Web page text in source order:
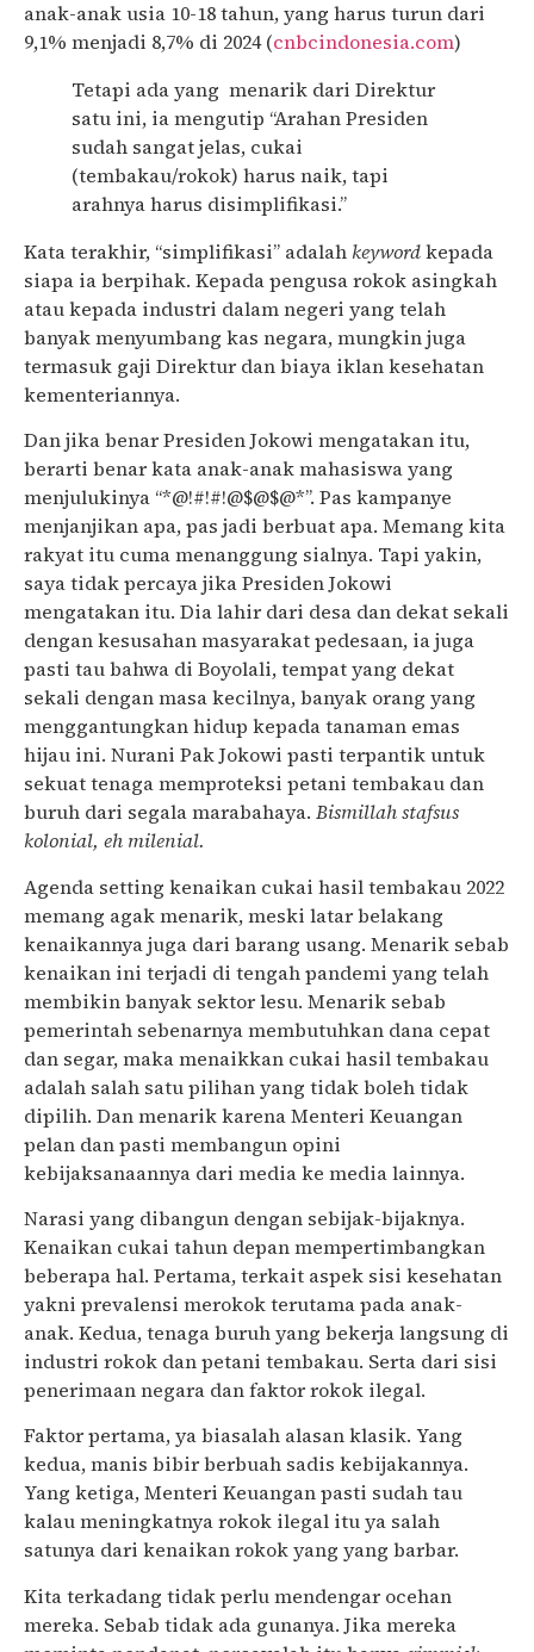
anak-anak usia 10-18 tahun, yang harus turun dari
9,1% menjadi 8,7% di 2024 (cnbcindonesia.com)
Tetapi ada yang menarik dari Direktur
satu ini, ia mengutip “Arahan Presiden
sudah sangat jelas, cukai
(tembakau/rokok) harus naik, tapi
arahnya harus disimplifikasi.”
Kata terakhir, “simplifikasi” adalah keywordkepada
siapa ia berpihak. Kepada pengusa rokok asingkah
atau kepada industri dalam negeri yang telah
banyak menyumbang kas negara, mungkin juga
termasuk gaji Direktur dan biaya iklan kesehatan
kementeriannya.
Dan jika benar Presiden Jokowi mengatakan itu,
berarti benar kata anak-anak mahasiswa yang
menjulukinya “*@!#!#!@$@$@*”. Pas kampanye
menjanjikan apa, pas jadi berbuat apa. Memang kita
rakyat itu cuma menanggung sialnya. Tapi yakin,
saya tidak percaya jika Presiden Jokowi
mengatakan itu. Dia lahir dari desa dan dekat sekali
dengan kesusahan masyarakat pedesaan, ia juga
pasti tau bahwa di Boyolali, tempat yang dekat
sekali dengan masa kecilnya, banyak orang yang
menggantungkan hidup kepada tanaman emas
hijau ini. Nurani Pak Jokowi pasti terpantik untuk
sekuat tenaga memproteksi petani tembakau dan
buruh dari segala marabahaya. Bismillah stafsus
kolonial, eh milenial.
Agenda setting kenaikan cukai hasil tembakau 2022
memang agak menarik, meski latar belakang
kenaikannya juga dari barang usang. Menarik sebab
kenaikan ini terjadi di tengah pandemi yang telah
membikin banyak sektor lesu. Menarik sebab
pemerintah sebenarnya membutuhkan dana cepat
dan segar, maka menaikkan cukai hasil tembakau
adalah salah satu pilihan yang tidak boleh tidak
dipilih. Dan menarik karena Menteri Keuangan
pelan dan pasti membangun opini
kebijaksanaannya dari media ke media lainnya.
Narasi yang dibangun dengan sebijak-bijaknya.
Kenaikan cukai tahun depan mempertimbangkan
beberapa hal. Pertama, terkait aspek sisi kesehatan
yakni prevalensi merokok terutama pada anak-
anak. Kedua, tenaga buruh yang bekerja langsung di
industri rokok dan petani tembakau. Serta dari sisi
penerimaan negara dan faktor rokok ilegal.
Faktor pertama, ya biasalah alasan klasik. Yang
kedua, manis bibir berbuah sadis kebijakannya.
Yang ketiga, Menteri Keuangan pasti sudah tau
kalau meningkatnya rokok ilegal itu ya salah
satunya dari kenaikan rokok yang yang barbar.
Kita terkadang tidak perlu mendengar ocehan
mereka. Sebab tidak ada gunanya. Jika mereka